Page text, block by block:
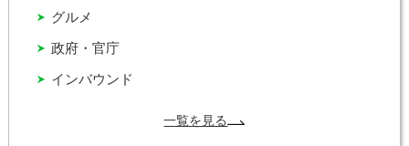
インバウンド
グルメ
政府・官庁
一覧を見る